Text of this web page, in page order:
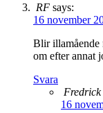
RF says:
16 november
Blir illamående
om efter annat
Svara
Fredrick
16